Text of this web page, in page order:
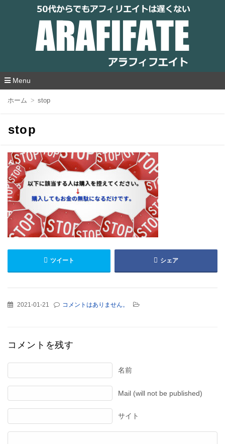
アラフィフエイト｜ 50代からでもアフィリ
エイトは遅くない
Menu
移
ホーム stop
stop
ツイート シェア
2021-01-21 コメントはありません。
コメントを残す
名前
Mail (will not be published)
サイト